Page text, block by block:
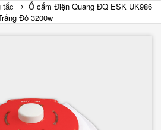
tắc
Ổ cắm Điện Quang ĐQ ESK UK986
Đỏ 3200w